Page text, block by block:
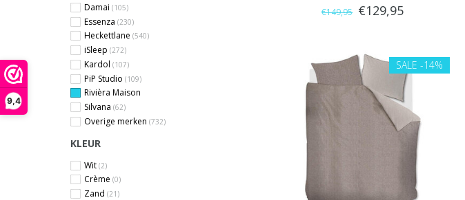
9,4
Damai (105)
Essenza (230)
Heckettlane (540)
iSleep (272)
Kardol (107)
PiP Studio (109)
Rivièra Maison
Silvana (62)
Overige merken (732)
KLEUR
Wit (2)
Crème (0)
Zand (21)
€149,95 €129,95
SALE -14%